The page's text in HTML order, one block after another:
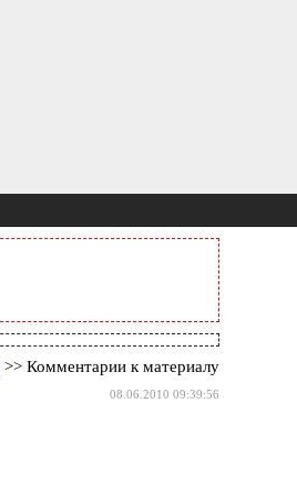
>> Комментарии к материалу
08.06.2010 09:39:56